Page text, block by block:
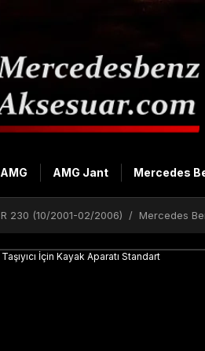
AMG AMG Jant Mercedes
R 230 (10/2001-02/2006) Mercedes